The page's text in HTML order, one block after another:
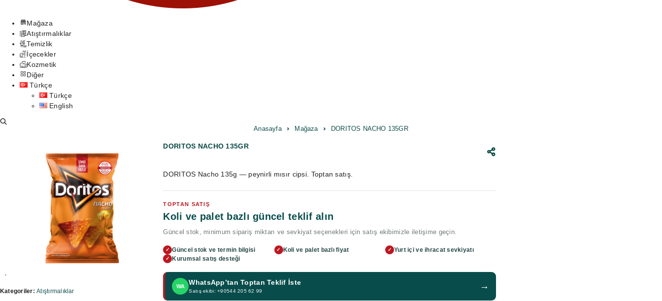
Mağaza
Atıştırmalıklar
Temizlik
İçecekler
Kozmetik
Diğer
Türkçe
Türkçe
English
Anasayfa Mağaza DORITOS NACHO 135GR
Kategoriler:Atıştırmalıklar
DORITOS NACHO 135GR
DORITOS Nacho 135g — peynirli mısır cipsi. Toptan satış.
TOPTAN SATIŞ
Koli ve palet bazlı güncel teklif alın
Güncel stok, minimum sipariş miktarı ve sevkiyat seçenekleri için satış ekibimizle iletişime geçin.
✓ Güncel stok ve termin bilgisi ✓ Koli ve palet bazlı fiyat ✓ Yurt içi ve ihracat sevkiyatı
✓ Kurumsal satış desteği
WA WhatsApp’tan Toptan Teklif İste
Satış ekibi: +90544 205 62 99 →